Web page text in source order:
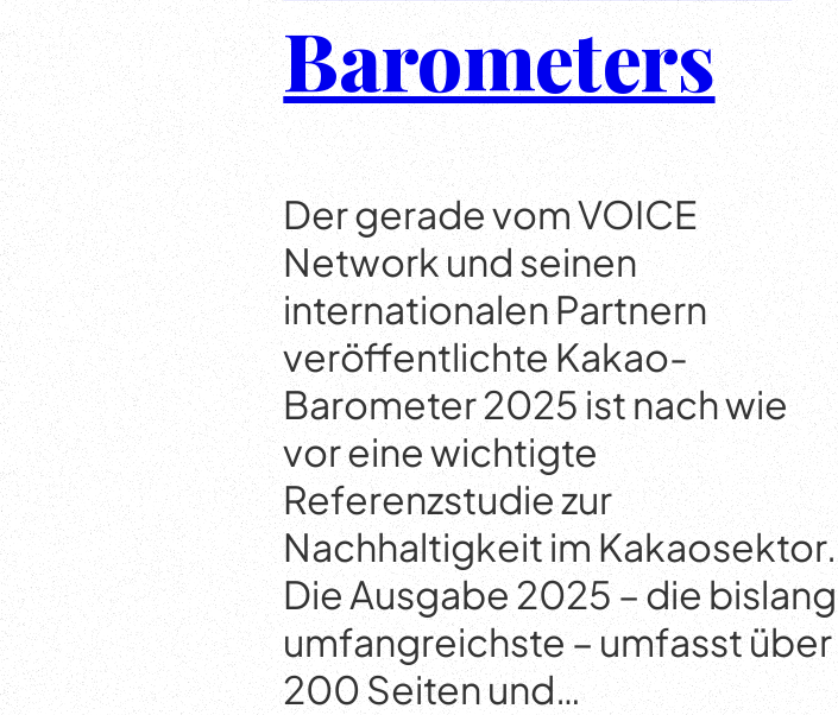
Barometers
Der gerade vom VOICE
Network und seinen
internationalen Partnern
veröffentlichte Kakao-
Barometer 2025 ist nach wie
vor eine wichtigte
Referenzstudie zur
Nachhaltigkeit im Kakaosektor.
Die Ausgabe 2025 – die bislang
umfangreichste – umfasst über
200 Seiten und…